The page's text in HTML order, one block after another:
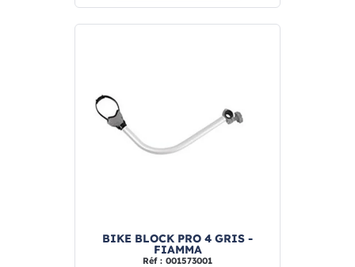
BIKE BLOCK PRO 4 GRIS -
FIAMMA
Réf : 001573001